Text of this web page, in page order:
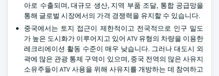
아로 수출되며, 대규모 생산, 지역 부품 조달, 통합 공급망을
통해 글로벌 시장에서의 가격 경쟁력을 유지할 수 있습니다.
중국에서는 토지 접근이 제한적이고 전국적으로 인구 밀도
가 높은 도시화가 이루어지고 있어 ATV 유형의 차량을 이용한
레크리에이션 활동 수준이 매우 낮습니다. 그러나 대도시 외
곽에 많은 관광 통제 구역이 있으며, 중국 전역의 많은 사유지
소유주들이 ATV 사용을 위해 사유지를 개방하는 데 참여하고